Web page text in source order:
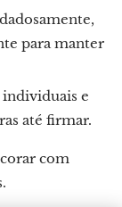
para manter
e
até firmar.
com